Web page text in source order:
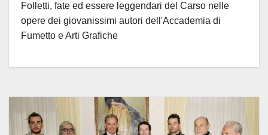
Folletti, fate ed essere leggendari del Carso nelle
opere dei giovanissimi autori dell'Accademia di
Fumetto e Arti Grafiche